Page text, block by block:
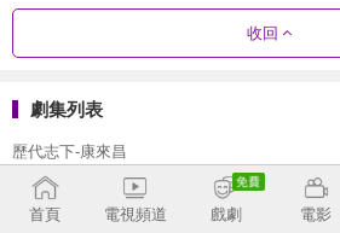
收回
劇集列表
歷代志下-康來昌
歷代志上-康來昌
首頁 電視頻道 戲劇 電影